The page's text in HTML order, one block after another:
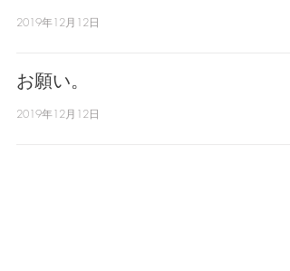
2019年12月12日
お願い。
2019年12月12日